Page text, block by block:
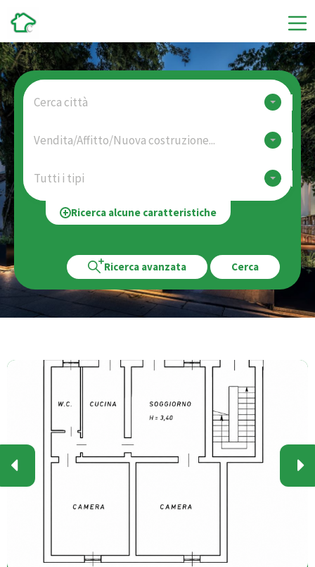
Cerca città
Vendita/Affitto/Nuova costruzione...
Tutti i tipi
Ricerca alcune caratteristiche
Ricerca avanzata Cerca